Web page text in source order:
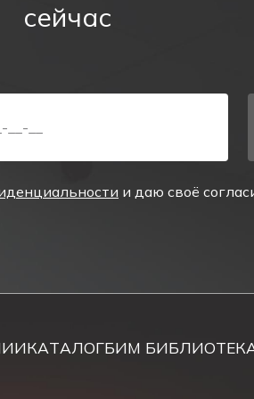
в использовании.
поможет уменьшить расходы
аккумуляторной батареей.
указатель,
Рассеиватель крепится к
между рассеивателем
сейчас
и даю своё
КАТАЛОГБИМ